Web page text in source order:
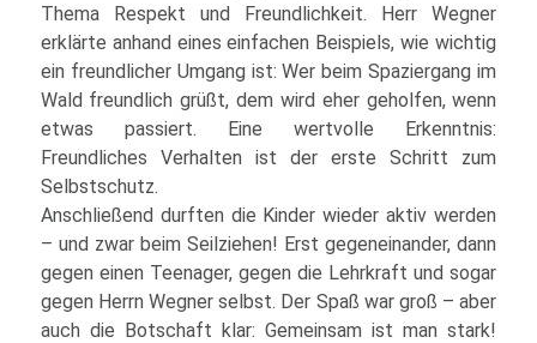
Thema Respekt und Freundlichkeit. Herr Wegner
erklärte anhand eines einfachen Beispiels, wie wichtig
ein freundlicher Umgang ist: Wer beim Spaziergang im
Wald freundlich grüßt, dem wird eher geholfen, wenn
etwas passiert. Eine wertvolle Erkenntnis:
Freundliches Verhalten ist der erste Schritt zum
Selbstschutz.
Anschließend durften die Kinder wieder aktiv werden
– und zwar beim Seilziehen! Erst gegeneinander, dann
gegen einen Teenager, gegen die Lehrkraft und sogar
gegen Herrn Wegner selbst. Der Spaß war groß – aber
auch die Botschaft klar: Gemeinsam ist man stark!